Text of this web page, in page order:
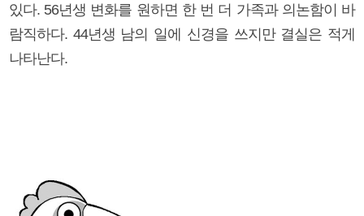
있다. 56년생 변화를 원하면 한 번 더 가족과 의논함이 바
람직하다. 44년생 남의 일에 신경을 쓰지만 결실은 적게
나타난다.